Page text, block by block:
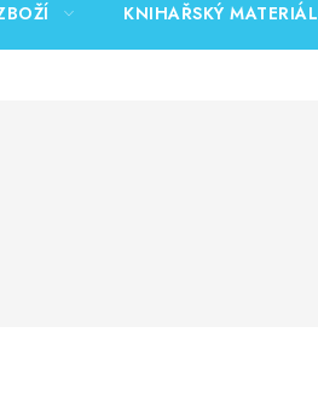
KNIHAŘSKÝ MATERIÁL